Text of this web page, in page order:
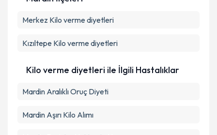
Kişisel verilerimin işlenmesine ilişkin
kapsamda işlenmesini kabul ediyorum.
Takvim Talebini Gönder
Merkez Kilo verme diyetleri
Kızıltepe Kilo verme diyetleri
Kilo verme diyetleri ile İlgili Hastalıklar
Mardin Aralıklı Oruç Diyeti
Mardin Aşırı Kilo Alımı